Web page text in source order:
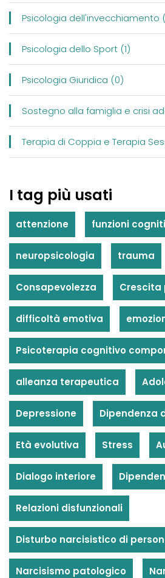
Psicologia dell'invecchiamento
Psicologia dello Sport (1)
Psicologia Giuridica (0)
Sostegno alla famiglia e crisi
Terapia di Coppia e Terapia
I tag più usati
attenzione funzioni
neuropsicologia trauma
Consapevolezza Crescita
difficoltà emotiva
Psicoterapia cognitivo
alleanza terapeutica
Depressione Dipendenza
Età evolutiva Stress
Dialogo interiore
Relazioni disfunzionali
Disturbo narcisistico di
Narcisismo patologico